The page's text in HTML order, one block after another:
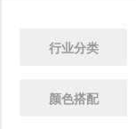
行业分类
颜色搭配